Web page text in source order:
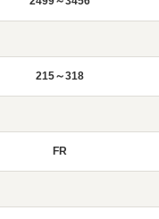
215～318
FR